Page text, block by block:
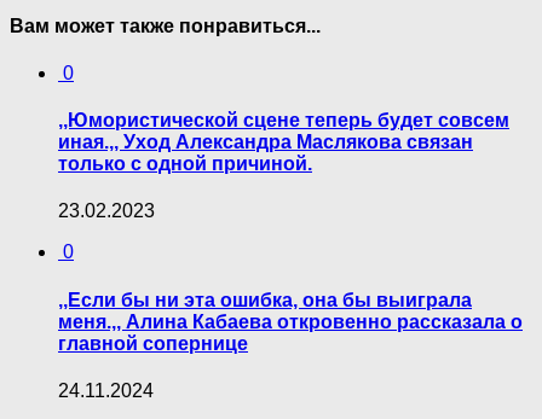
Вам может также понравиться...
0
,,Юмористической сцене теперь будет совсем
иная.,, Уход Александра Маслякова связан
только с одной причиной.
23.02.2023
0
,,Если бы ни эта ошибка, она бы выиграла
меня.,, Алина Кабаева откровенно рассказала о
главной сопернице
24.11.2024